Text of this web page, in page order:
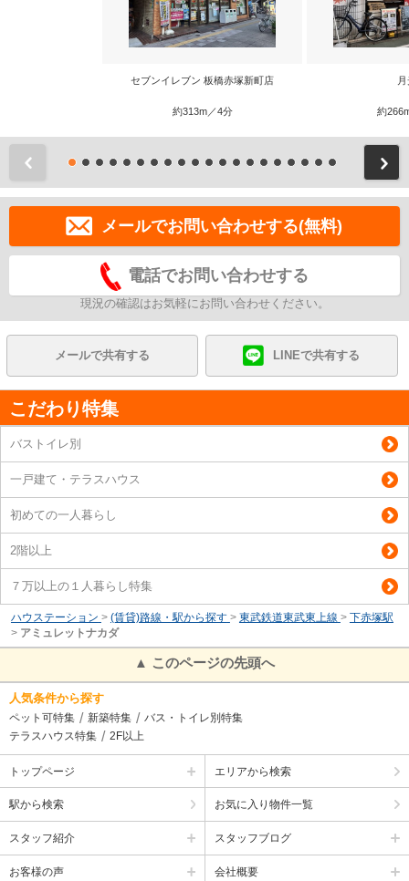
セブンイレブン 板橋赤塚新町店
約313m／4分 約
メールでお問い合わせする(無料)
電話でお問い合わせする
現況の確認はお気軽にお問い合わせください。
メールで共有する LINEで共有する
こだわり特集
バストイレ別
一戸建て・テラスハウス
初めての一人暮らし
2階以上
７万以上の１人暮らし特集
ハウステーション > (賃貸)路線・駅から探す > 東武鉄道東武東上線 > 下赤塚駅
> アミュレットナカダ
▲ このページの先頭へ
人気条件から探す
ペット可特集 新築特集
バス・トイレ別特集
テラスハウス特集
2F以上
トップページ エリアから検索
駅から検索 お気に入り物件一覧
スタッフ紹介 スタッフブログ
お客様の声 会社概要